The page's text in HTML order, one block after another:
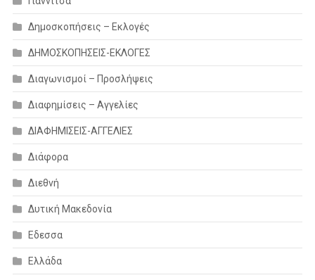
Δημοσκοπήσεις – Εκλογές
ΔΗΜΟΣΚΟΠΗΣΕΙΣ-ΕΚΛΟΓΕΣ
Διαγωνισμοί – Προσλήψεις
Διαφημίσεις – Αγγελίες
ΔΙΑΦΗΜΙΣΕΙΣ-ΑΓΓΕΛΙΕΣ
Διάφορα
Διεθνή
Δυτική Μακεδονία
Εδεσσα
Ελλάδα